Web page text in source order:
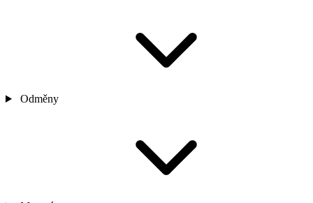
Odměny